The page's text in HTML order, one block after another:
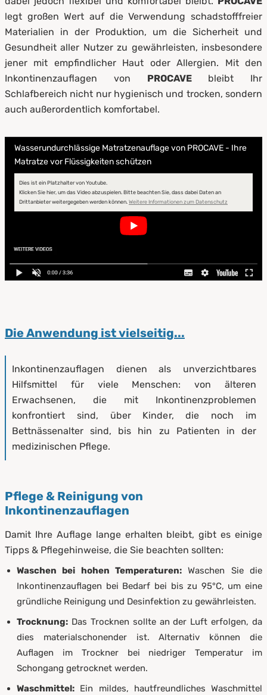
legt großen Wert auf die Verwendung schadstofffreier
Materialien in der Produktion, um die Sicherheit und
Gesundheit aller Nutzer zu gewährleisten, insbesondere
jener mit empfindlicher Haut oder Allergien. Mit den
Inkontinenzauflagen von PROCAVEbleibt Ihr
Schlafbereich nicht nur hygienisch und trocken, sondern
auch außerordentlich komfortabel.
Wasserundurchlässige Matratzenauflage von PROCAVE - Ihre
Matratze vor Flüssigkeiten schützen
Dies ist ein Platzhalter von Youtube.
Klicken Sie hier, um das Video abzuspielen. Bitte beachten Sie, dass dabei Daten an
Drittanbieter weitergegeben werden können. Weitere Informationen zum Datenschutz
Die Anwendung ist vielseitig...
Inkontinenzauflagen dienen als unverzichtbares
Hilfsmittel für viele Menschen: von älteren
Erwachsenen, die mit Inkontinenzproblemen
konfrontiert sind, über Kinder, die noch im
Bettnässenalter sind, bis hin zu Patienten in der
medizinischen Pflege.
Pflege & Reinigung von
Inkontinenzauflagen
Damit Ihre Auflage lange erhalten bleibt, gibt es einige
Tipps & Pflegehinweise, die Sie beachten sollten:
Waschen bei hohen Temperaturen: Waschen Sie die
Inkontinenzauflagen bei Bedarf bei bis zu 95°C, um eine
gründliche Reinigung und Desinfektion zu gewährleisten.
Trocknung: Das Trocknen sollte an der Luft erfolgen, da
dies materialschonender ist. Alternativ können die
Auflagen im Trockner bei niedriger Temperatur im
Schongang getrocknet werden.
Waschmittel: Ein mildes, hautfreundliches Waschmittel